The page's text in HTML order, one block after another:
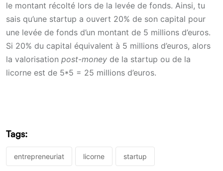
le montant récolté lors de la levée de fonds. Ainsi, tu
sais qu’une startup a ouvert 20% de son capital pour
une levée de fonds d’un montant de 5 millions d’euros.
Si 20% du capital équivalent à 5 millions d’euros, alors
la valorisation post-money de la startup ou de la
licorne est de 5*5 = 25 millions d’euros.
Tags:
entrepreneuriat licorne startup